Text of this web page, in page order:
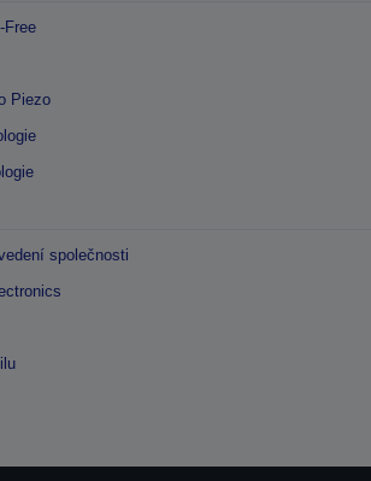
Free
Piezo
společnosti